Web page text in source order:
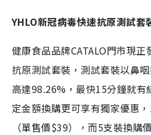
YHLO新冠病毒快速抗原測試套
健康食品品牌CATALO門市現
抗原測試套裝，測試套裝以鼻
高達98.26%，最快15分鐘就有
定金額換購更可享有獨家優惠
（單售價$39），而5支裝換購